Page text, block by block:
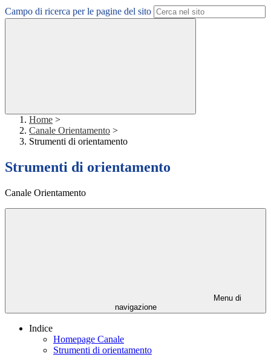
Campo di ricerca per le pagine del sito
Home >
Canale Orientamento >
Strumenti di orientamento
Strumenti di orientamento
Canale Orientamento
Menu di
navigazione
Indice
Homepage Canale
Strumenti di orientamento